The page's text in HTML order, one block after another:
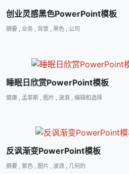
创业灵感黑色PowerPoint模板
摘要 , 业务 , 背景 , 黑色 , 公司
睡眠日欣赏PowerPoint模板
健康 孟菲斯 图片 波浪 编辑和选择
反讽渐变PowerPoint模板
摘要 , 紫色 , 图片 , 波浪 , 几何的